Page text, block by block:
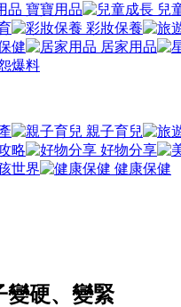
寶寶用品
兒
彩妝保養
健 居家用品
爆料
親子育兒
略 好物分享
世界 健康保健
變硬、變緊